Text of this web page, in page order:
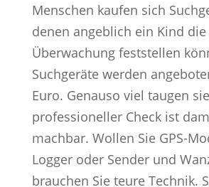
Menschen kaufen sich
denen angeblich ein Kind die
Überwachung feststellen
Suchgeräte werden
Euro. Genauso viel taugen
professioneller Check ist
machbar. Wollen Sie GPS-
Logger oder Sender und
brauchen Sie teure Technik.